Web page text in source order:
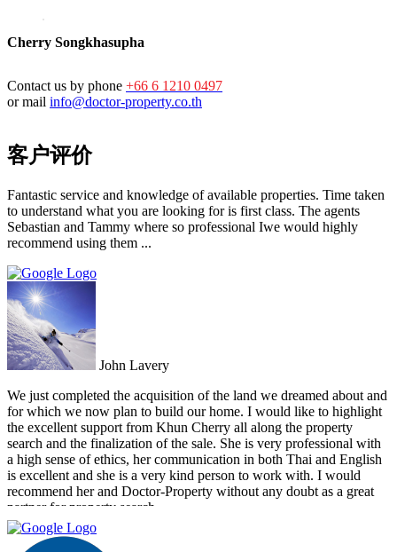
Cherry Songkhasupha
Contact us by phone +66 6 1210 0497
or mail info@doctor-property.co.th
客户评价
Fantastic service and knowledge of available properties. Time taken
to understand what you are looking for is first class. The agents
Sebastian and Tammy where so professional Iwe would highly
recommend using them ...
John Lavery
We just completed the acquisition of the land we dreamed about and
for which we now plan to build our home. I would like to highlight
the excellent support from Khun Cherry all along the property
search and the finalization of the sale. She is very professional with
a high sense of ethics, her communication in both Thai and English
is excellent and she is a very kind person to work with. I would
recommend her and Doctor-Property without any doubt as a great
partner for property search.